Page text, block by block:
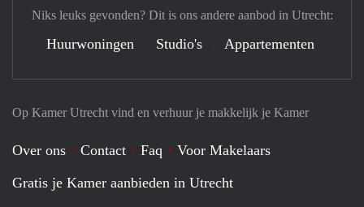
Op Kamer Utrecht vind en verhuur je makkelijk je Kamer
Over ons Contact Faq
Voor Makelaars
Gratis je Kamer aanbieden in Utrecht
Niks leuks gevonden? Dit is ons andere aanbod in Utrecht:
Huurwoningen Studio's Appartementen